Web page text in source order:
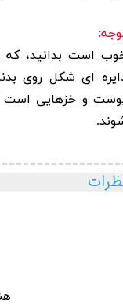
است بدانید، که
ای شکل روی
و خزهایی است